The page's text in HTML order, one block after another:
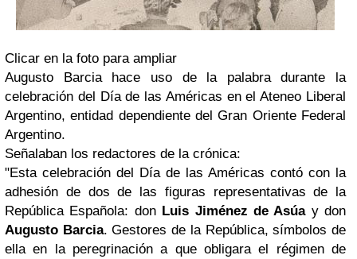
Clicar en la foto para ampliar
Augusto Barcia hace uso de la palabra durante la
celebración del Día de las Américas en el Ateneo Liberal
Argentino, entidad dependiente del Gran Oriente Federal
Argentino.
Señalaban los redactores de la crónica:
"Esta celebración del Día de las Américas contó con la
adhesión de dos de las figuras representativas de la
República Española: don Luis Jiménez de Asúay don
Augusto Barcia. Gestores de la República, símbolos de
ella en la peregrinación a que obligara el régimen de